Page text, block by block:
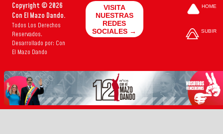
cómplices
sacudírsela
Copyright © 2026
Con El Mazo Dando.
Todos Los Derechos
Reservados.
Desarrollado por: Con
El Mazo Dando
VISITA
NUESTRAS
REDES
SOCIALES →
HOME
SUBIR